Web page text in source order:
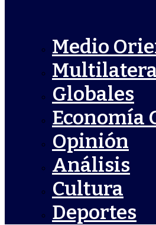
Medio
Globales
Economía
Opinión
Análisis
Cultura
Deportes